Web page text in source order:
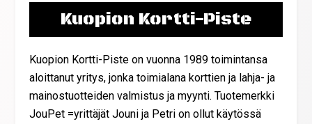
Kuopion Kortti-Piste
Kuopion Kortti-Piste on vuonna 1989 toimintansa
aloittanut yritys, jonka toimialana korttien ja lahja- ja
mainostuotteiden valmistus ja myynti. Tuotemerkki
JouPet =yrittäjät Jouni ja Petri on ollut käytössä